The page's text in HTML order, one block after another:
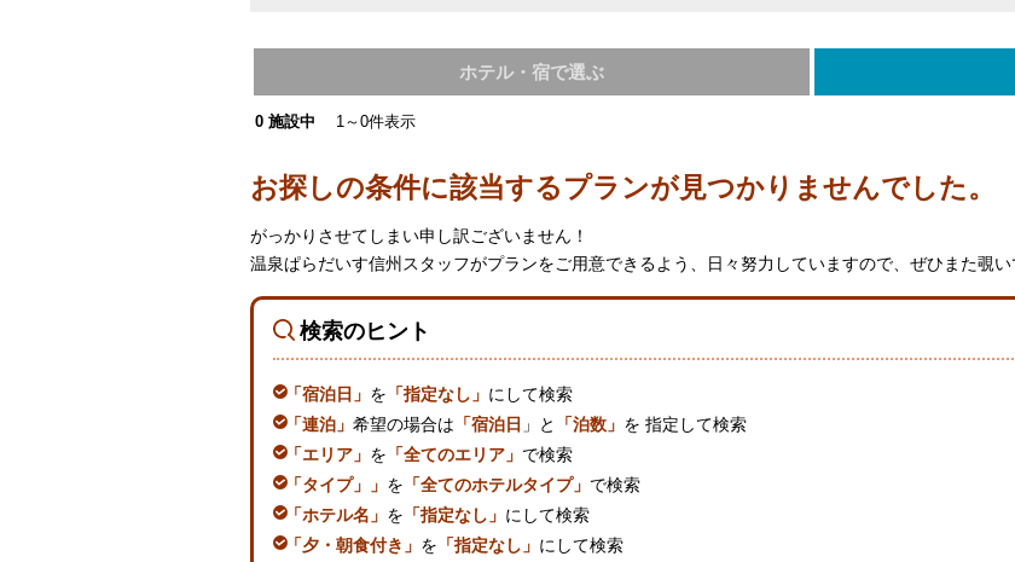
ホテル・宿で選ぶ
0 施設中 1～0件表示
お探しの条件に該当するプランが見つかりませんでした。
がっかりさせてしまい申し訳ございません！
温泉ぱらだいす信州スタッフがプランをご用意できるよう、日々努力していますので、ぜひまた覗い
検索のヒント
「宿泊日」 を 「指定なし」 にして検索
「連泊」 希望の場合は 「宿泊日 」と 「泊数」 を 指定して検索
「エリア」 を 「全てのエリア」 で検索
「タイプ」」 を 「全てのホテルタイプ」 で検索
「ホテル名」 を 「指定なし」 にして検索
「夕・朝食付き」 を 「指定なし」 にして検索